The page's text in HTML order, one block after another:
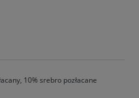
10% srebro pozłacane